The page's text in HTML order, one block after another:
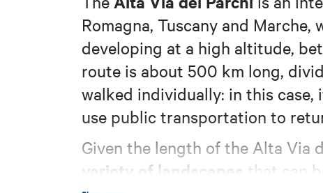
Romagna, Tuscany and
developing at a high altitude,
route is about 500 km long,
walked individually: in this
use public transportation to
Given the length of the Alta Via
variety of landscapes
that can